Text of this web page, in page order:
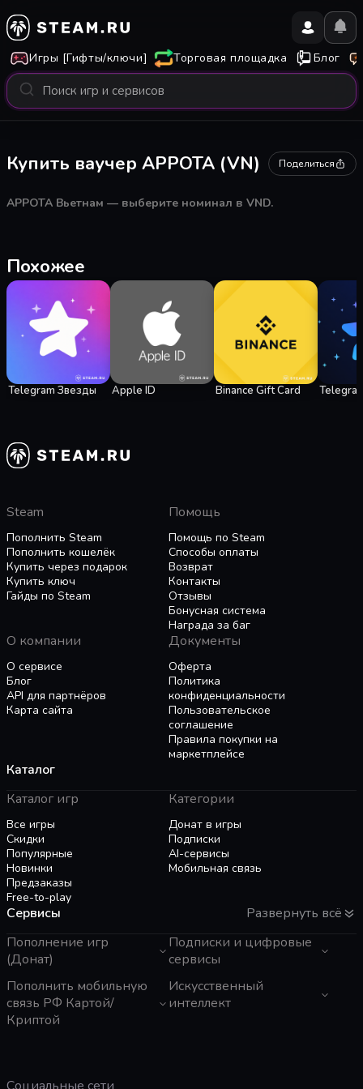
Игры [Гифты/ключи] Торговая площадка Блог
Купить ваучер APPOTA (VN) Поделиться
APPOTA Вьетнам — выберите номинал в VND.
Похожее
Telegram Звезды Apple ID Binance Gift Card
Steam
Пополнить Steam
Пополнить кошелёк
Купить через подарок
Купить ключ
Гайды по Steam
Помощь
Помощь по Steam
Способы оплаты
Возврат
Контакты
Отзывы
Бонусная система
Награда за баг
О компании
О сервисе
Блог
API для партнёров
Карта сайта
Документы
Оферта
Политика
конфиденциальности
Пользовательское
соглашение
Правила покупки на
маркетплейсе
Каталог
Каталог игр
Все игры
Скидки
Популярные
Новинки
Предзаказы
Free-to-play
Категории
Донат в игры
Подписки
AI-сервисы
Мобильная связь
Сервисы
Развернуть всё
Пополнение игр
(Донат)
GTA 6
Пополнение Steam
Roblox
Genshin Impact
Подписки и цифровые
сервисы
Telegram Звезды
Apple ID
Пополнить мобильную
связь РФ Картой/
Криптой
Искусственный
интеллект